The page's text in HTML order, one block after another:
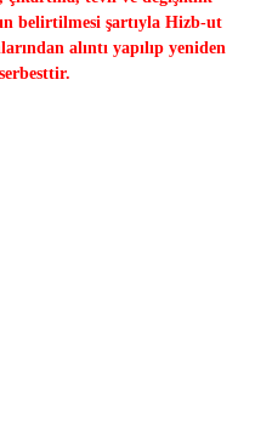
belirtilmesi şartıyla Hizb-ut
alıntı yapılıp yeniden